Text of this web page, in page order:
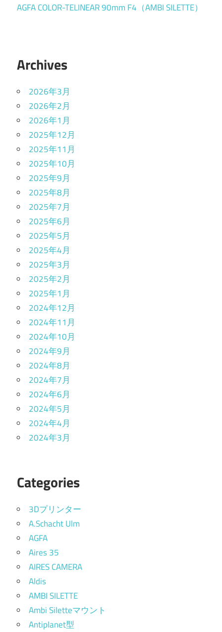
AGFA COLOR-TELINEAR 90mm F4（AMBI SILETTE）
Archives
2026年3月
2026年2月
2026年1月
2025年12月
2025年11月
2025年10月
2025年9月
2025年8月
2025年7月
2025年6月
2025年5月
2025年4月
2025年3月
2025年2月
2025年1月
2024年12月
2024年11月
2024年10月
2024年9月
2024年8月
2024年7月
2024年6月
2024年5月
2024年4月
2024年3月
Categories
3Dプリンター
A.Schacht Ulm
AGFA
Aires 35
AIRES CAMERA
Aldis
AMBI SILETTE
Ambi Siletteマウント
Antiplanet型